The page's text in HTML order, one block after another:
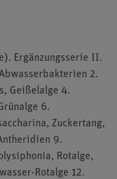
Ergänzungsserie II.
2.
Geißelalge 4.
6.
Zuckertang,
9.
Rotalge,
Rotalge 12.